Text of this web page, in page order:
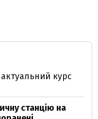
курс
станцію на